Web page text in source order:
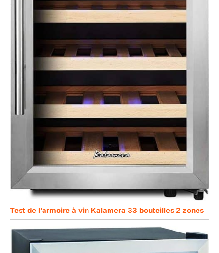
Test de l’armoire à vin Kalamera 33 bouteilles 2 zones